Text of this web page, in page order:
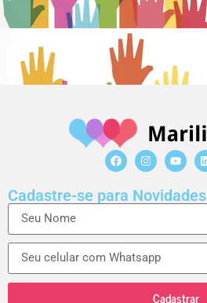
Cadastre-se para Novidades
Cadastrar